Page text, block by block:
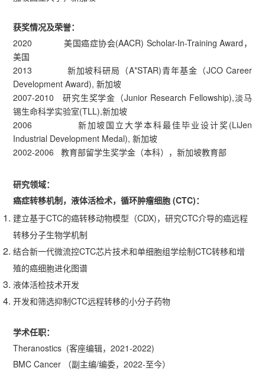
获奖情况及荣誉：
2020 美国癌症协会(AACR) Scholar-In-Training Award，
美国
2013 新加坡科研局（A*STAR)青年基金（JCO Career
Development Award), 新加坡
2007-2010 研究生奖学金（Junior Research Fellowship),淡马
锡生命科学实验室(TLL),新加坡
2006 新加坡国立大学本科最佳毕业设计奖(LiJen
Industrial Development Medal), 新加坡
2002-2006 教育部留学生奖学金（本科），新加坡教育部
研究领域：
癌症转移机制，液体活检术，循环肿瘤细胞 (CTC)：
建立基于CTC的癌转移动物模型（CDX)，研究CTC介导的癌远程
转移分子生物学机制
结合新一代微流控CTC芯片技术和单细胞组学绘制CTC转移和增
殖的癌细胞进化图谱
液体活检技术开发
开发和筛选抑制CTC远程转移的小分子药物
学术任职：
Theranostics (客座编辑，2021-2022)
BMC Cancer （副主编/编委，2022-至今）